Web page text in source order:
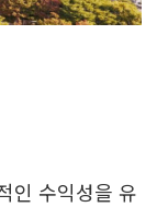
인 수익성을 유